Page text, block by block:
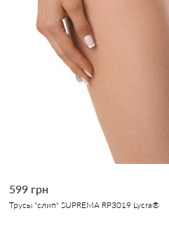
599 грн
Трусы "слип" SUPREMA RP3019 Lycra®